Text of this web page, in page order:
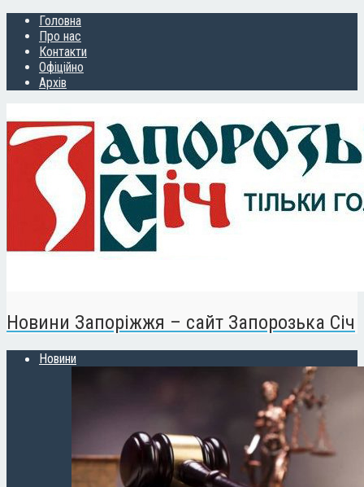
Головна
Про нас
Контакти
Офіційно
Архів
Новини Запоріжжя – сайт Запорозька Січ
Новини